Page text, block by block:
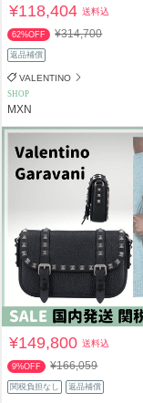
¥118,404送料込
62%OFF ¥314,700
返品補償
VALENTINO
SHOP
MXN
¥149,800送料込
9%OFF ¥166,059
関税負担なし 返品補償